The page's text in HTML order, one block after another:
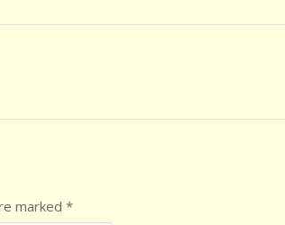
marked *